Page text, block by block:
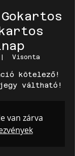
Visonta
kötelező!
jegy váltható!
van zárva